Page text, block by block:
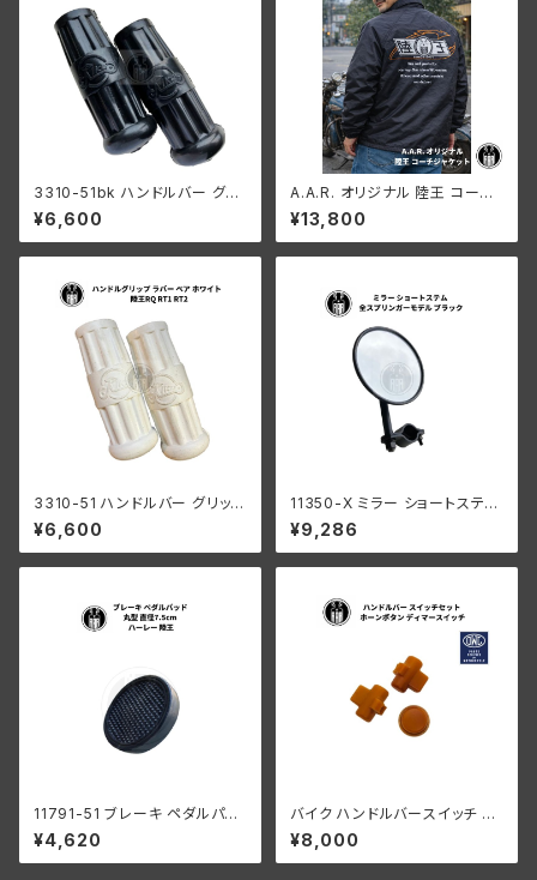
3310-51bk ハンドルバー グリ
ップ ラバー ペア ブラック 陸王R
Q RT1 RT2 日本製
¥6,600
A.A.R. オリジナル 陸王 コーチ
ジャケット ブラック
¥13,800
3310-51 ハンドルバー グリップ
ラバー ペア ホワイト 陸王RQ R
T1 RT2 日本製
¥6,600
11350-X ミラー ショートステム
ハーレーダビッドソン 全スプリ
ンガーモデル ブラック
¥9,286
11791-51 ブレーキ ペダルパッ
ド 丸型 直径7.5cm ハーレーダ
ビッドソン 陸王 日本製
¥4,620
バイク ハンドルバースイッチ ハ
ンドルバー スイッチ ホーンボタ
ン ディマースイッチ ハーレーダ
ビッドソン ナックル パン ショベ
¥8,000